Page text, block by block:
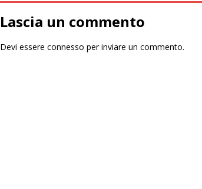
Lascia un commento
Devi essere connesso per inviare un commento.